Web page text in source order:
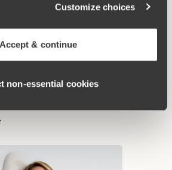
Customize choices
Accept & continue
non‑essential cookies